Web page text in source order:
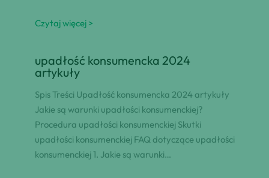
Czytaj więcej >
upadłość konsumencka 2024
artykuły
Spis Treści Upadłość konsumencka 2024 artykuły
Jakie są warunki upadłości konsumenckiej?
Procedura upadłości konsumenckiej Skutki
upadłości konsumenckiej FAQ dotyczące upadłości
konsumenckiej 1. Jakie są warunki…